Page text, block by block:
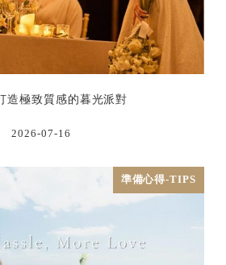
造極致質感的暮光派對
2026-07-16
準備心得-TIPS